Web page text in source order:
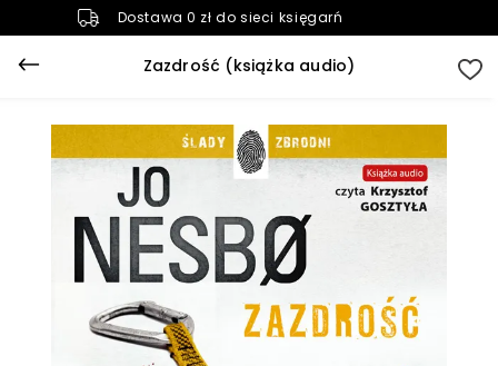
Dostawa 0 zł do sieci księgarń
Zazdrość (książka audio)